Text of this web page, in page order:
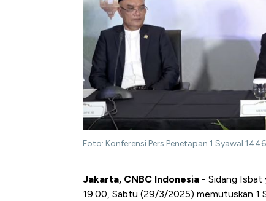
Foto: Konferensi Pers Penetapan 1 Syawal
Jakarta, CNBC Indonesia - Sidang Isbat
19.00, Sabtu (29/3/2025) memutuskan 1